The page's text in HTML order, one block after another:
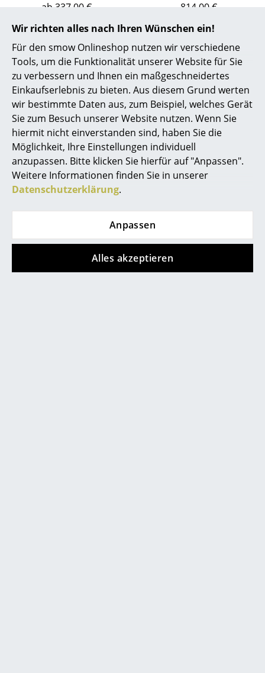
Wir richten alles nach Ihren Wünschen ein!
Für den smow Onlineshop nutzen wir verschiedene
Tools, um die Funktionalität unserer Website für Sie
zu verbessern und Ihnen ein maßgeschneidertes
Einkaufserlebnis zu bieten. Aus diesem Grund werten
wir bestimmte Daten aus, zum Beispiel, welches Gerät
Sie zum Besuch unserer Website nutzen. Wenn Sie
hiermit nicht einverstanden sind, haben Sie die
Möglichkeit, Ihre Einstellungen individuell
anzupassen. Bitte klicken Sie hierfür auf "Anpassen".
Weitere Informationen finden Sie in unserer
Datenschutzerklärung.
Anpassen
Alles akzeptieren
Kinderbetten
Nachttische & Bettzubehör
... alle Betten
Accessoires
Uhren
Spiegel
Figuren & Miniaturen
ab 337,00 €
Sofort lieferbar
814,00 €
1 x sofort lieferbar,
Lieferzeit 1-2 Werktage
(Lieferland Deutschland)
Kartell
Okra Vase
Sofort lieferbar
Teresa Frozen
466,00 €
Sofort lieferbar